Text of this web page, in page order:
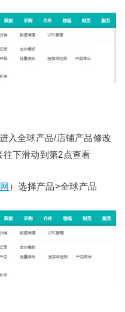
入全球产品/店铺产品修改
下滑动到第2点查看
）选择产品>全球产品